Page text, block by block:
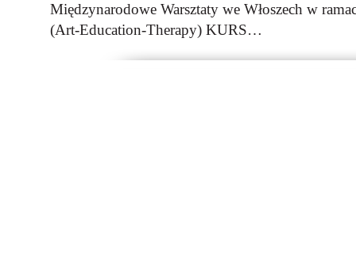
Międzynarodowe Warsztaty we Włoszech w
(Art-Education-Therapy) KURS…